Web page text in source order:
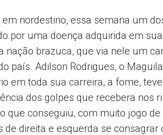
em nordestino, essa semana um
por uma doença adquirida em
nação brazuca, que via nele um
país. Adilson Rodrigues, o
em toda sua carreira, a fome,
dos golpes que recebera nos
que conseguiu, com muito jogo
de direita e esquerda se